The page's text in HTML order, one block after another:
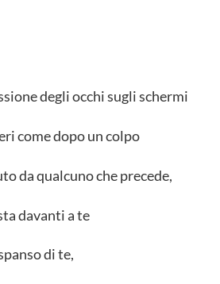
degli occhi sugli schermi
come dopo un colpo
da qualcuno che precede,
davanti a te
di te,